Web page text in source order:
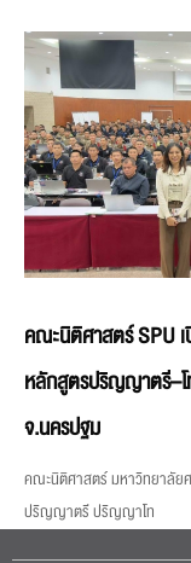
คณะนิติศาสตร์ SPU เ
หลักสูตรปริญญาตรี–โ
จ.นครปฐม
คณะนิติศาสตร์ มหาวิทยาลัย
ปริญญาตรี ปริญญาโท